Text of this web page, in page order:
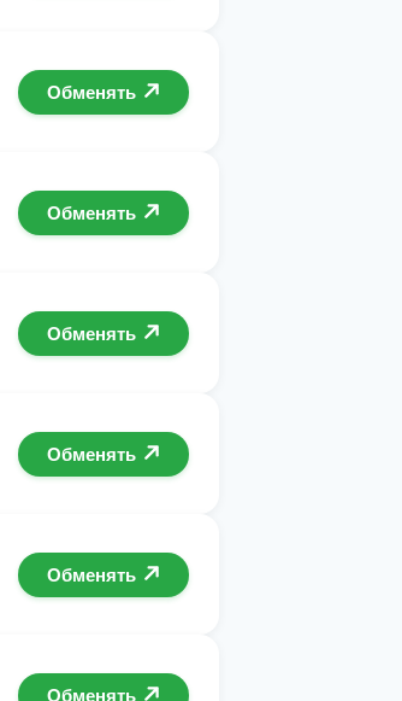
Обменять
Обменять
Обменять
Обменять
Обменять
Обменять